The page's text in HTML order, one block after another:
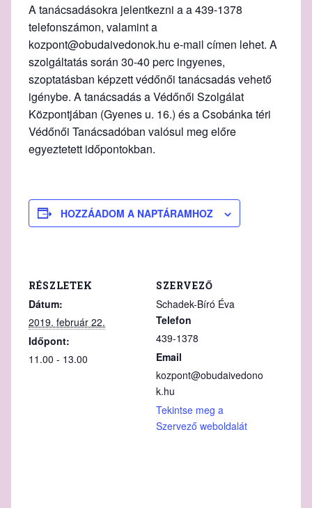
A tanácsadásokra jelentkezni a a 439-1378
telefonszámon, valamint a
kozpont@obudaivedonok.hu e-mail címen lehet. A
szolgáltatás során 30-40 perc ingyenes,
szoptatásban képzett védőnői tanácsadás vehető
igénybe. A tanácsadás a Védőnői Szolgálat
Központjában (Gyenes u. 16.) és a Csobánka téri
Védőnői Tanácsadóban valósul meg előre
egyeztetett időpontokban.
HOZZÁADOM A NAPTÁRAMHOZ
RÉSZLETEK
Dátum:
2019. február 22.
Időpont:
11.00 - 13.00
SZERVEZŐ
Schadek-Bíró Éva
Telefon
439-1378
Email
kozpont@obudaivedono
k.hu
Tekintse meg a
Szervező weboldalát